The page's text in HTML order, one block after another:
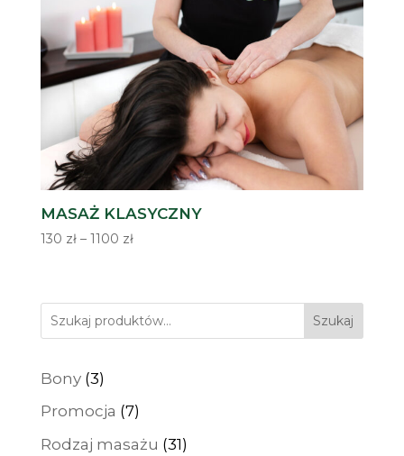
MASAŻ KLASYCZNY
130 zł – 1100 złZakres
130 zł
do
1100 zł
Szukaj
Bony 33
produkty
Promocja 77
produktów
Rodzaj masażu 3131